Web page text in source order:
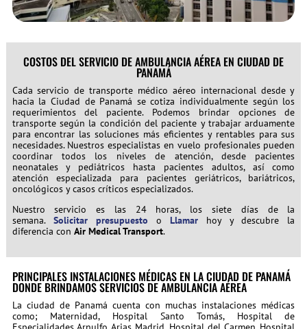
COSTOS DEL SERVICIO DE AMBULANCIA AÉREA EN CIUDAD DE
PANAMÁ
Cada servicio de transporte médico aéreo internacional desde y
hacia la Ciudad de Panamá se cotiza individualmente según los
requerimientos del paciente. Podemos brindar opciones de
transporte según la condición del paciente y trabajar arduamente
para encontrar las soluciones más eficientes y rentables para sus
necesidades. Nuestros especialistas en vuelo profesionales pueden
coordinar todos los niveles de atención, desde pacientes
neonatales y pediátricos hasta pacientes adultos, así como
atención especializada para pacientes geriátricos, bariátricos,
oncológicos y casos críticos especializados.
Nuestro servicio es las 24 horas, los siete días de la
semana. Solicitar presupuesto o Llamarhoy y descubre la
diferencia con Air Medical Transport.
PRINCIPALES INSTALACIONES MÉDICAS EN LA CIUDAD DE PANAMÁ
DONDE BRINDAMOS SERVICIOS DE AMBULANCIA AÉREA
La ciudad de Panamá cuenta con muchas instalaciones médicas
como; Maternidad, Hospital Santo Tomás, Hospital de